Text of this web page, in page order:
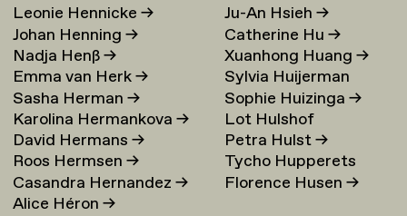
Leonie Hennicke→
Johan Henning→
Nadja Henß→
Emma van Herk→
Sasha Herman→
Karolina Hermankova→
David Hermans→
Roos Hermsen→
Casandra Hernandez→
Alice Héron→
Ju-An Hsieh→
Catherine Hu→
Xuanhong Huang→
Sylvia Huijerman
Sophie Huizinga→
Lot Hulshof
Petra Hulst→
Tycho Hupperets
Florence Husen→